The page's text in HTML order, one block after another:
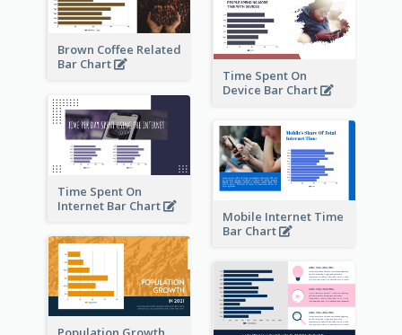
Brown Coffee Related
Bar Chart
Time Spent On
Device Bar Chart
Time Spent On
Internet Bar Chart
Mobile Internet Time
Bar Chart